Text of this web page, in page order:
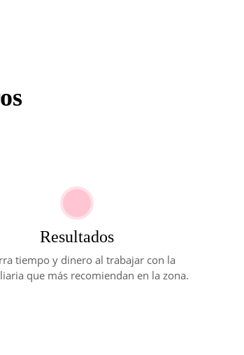
Resultados
tiempo y dinero al trabajar con la
que más recomiendan en la zona.